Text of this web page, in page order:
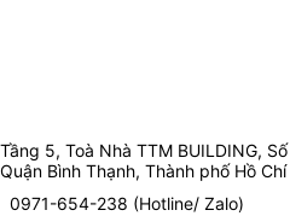
Tầng 5, Toà Nhà TTM BUILDING,
Quận Bình Thạnh, Thành phố Hồ
0971-654-238 (Hotline/ Zalo)